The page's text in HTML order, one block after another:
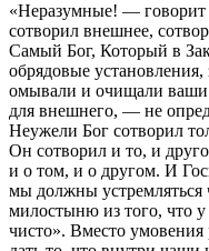
«Неразумные! —
сотворил внешнее,
Самый Бог, Который в
обрядовые
омывали и очищали ваши
для внешнего, — не
Неужели Бог сотворил
Он сотворил и то, и
и о том, и о другом. И
мы должны устремляться
милостыню из того, что у
чисто». Вместо